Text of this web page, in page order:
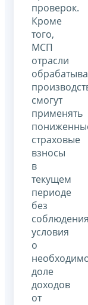
проверок.
Кроме
того,
МСП
отрасли
смогут
применять
страховые
взносы
в
текущем
периоде
без
соблюдения
условия
о
доле
доходов
от